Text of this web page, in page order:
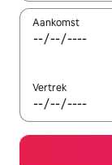
Aankomst
Vertrek